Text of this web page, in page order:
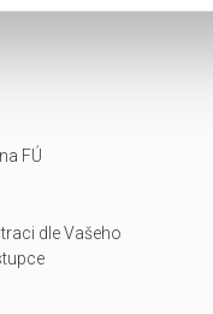
FÚ
dle Vašeho